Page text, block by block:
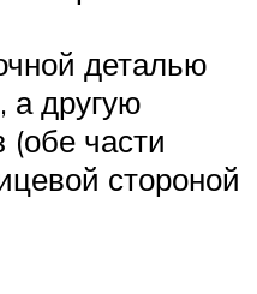
деталью
а другую
(обе части
стороной